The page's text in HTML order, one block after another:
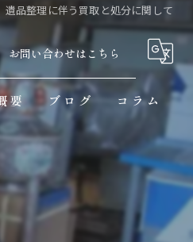
遺品整理に伴う買取と処分に関して
お問い合わせはこちら
要 ブログ コラム